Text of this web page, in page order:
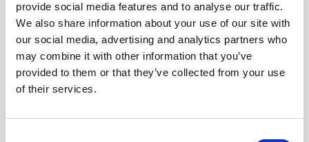
provide social media features and to analyse our traffic.
We also share information about your use of our site with
our social media, advertising and analytics partners who
may combine it with other information that you’ve
provided to them or that they’ve collected from your use
of their services.
Det beror på hur du planerar. Veckalender passar
bättre för mer detaljerad vardagsplanering medan
månadsöversikt ger snabb överblick över längre
perioder.